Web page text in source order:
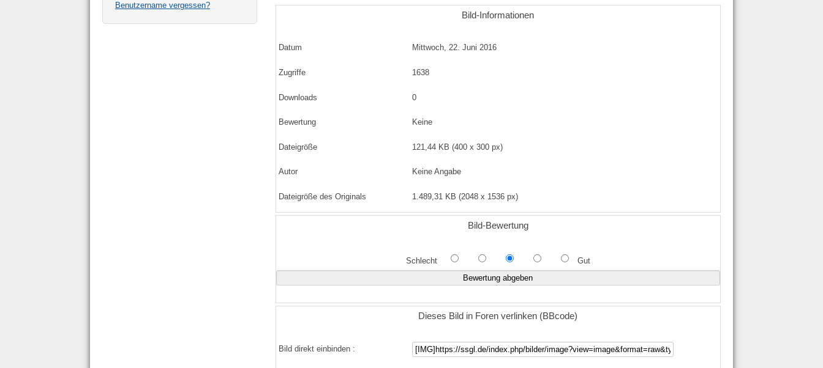
Benutzername vergessen?
Bild-Informationen
Datum Mittwoch, 22. Juni 2016
Zugriffe 1638
Downloads 0
Bewertung Keine
Dateigröße 121,44 KB (400 x 300 px)
Autor Keine Angabe
Dateigröße des Originals 1.489,31 KB (2048 x 1536 px)
Bild-Bewertung
Schlecht Gut
Dieses Bild in Foren verlinken (BBcode)
Bild direkt einbinden :